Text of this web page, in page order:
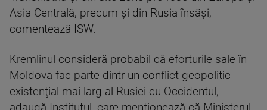
Asia Centrală, precum şi din Rusia însăşi,
comentează ISW.
Kremlinul consideră probabil că eforturile sale în
Moldova fac parte dintr-un conflict geopolitic
existenţial mai larg al Rusiei cu Occidentul,